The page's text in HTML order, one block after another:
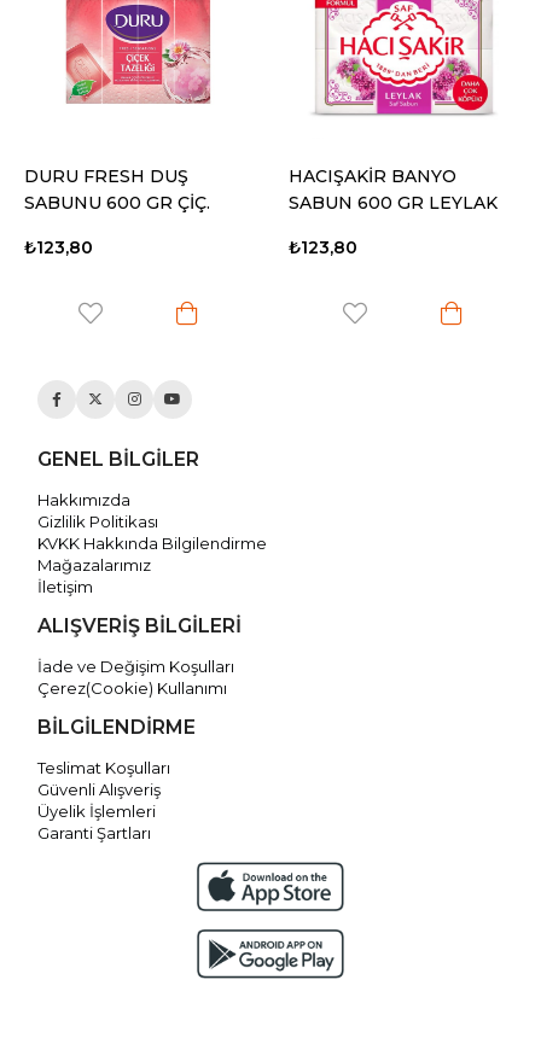
DURU FRESH DUŞ
SABUNU 600 GR ÇİÇ.
₺123,80
HACIŞAKİR BANYO
SABUN 600 GR LEYLAK
₺123,80
GENEL BİLGİLER
Hakkımızda
Gizlilik Politikası
KVKK Hakkında Bilgilendirme
Mağazalarımız
İletişim
ALIŞVERİŞ BİLGİLERİ
İade ve Değişim Koşulları
Çerez(Cookie) Kullanımı
BİLGİLENDİRME
Teslimat Koşulları
Güvenli Alışveriş
Üyelik İşlemleri
Garanti Şartları